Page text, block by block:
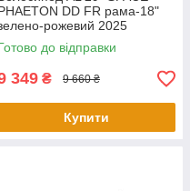
DD FR рама-18"
рожевий 2025
до відправки
349 ₴ 9 660 ₴
Купити